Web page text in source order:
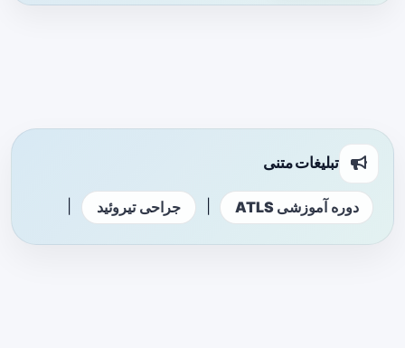
تبلیغات متنی
دوره آموزشی ATLS جراحی تیروئید